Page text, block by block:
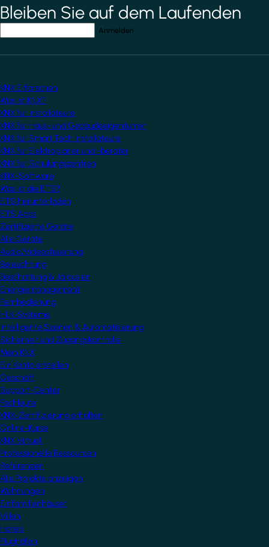
*indicates required field
Bleiben Sie auf dem Laufenden
KNX Erforschen
Was ist KNX?
KNX für Installateure
KNX für Haus- und Gebäudeeigentümer
KNX für Smart Tech Installateure
KNX für Elektroplaner und -berater
KNX für Schulungszentren
KNX-Software
Was ist die ETS?
ETS herunterladen
ETS Apps
Zertifizierte Geräte
Alle Geräte
Audio/Videosteuerung
Beleuchtung
Beschattung & Jalousien
Energiemanagement
Fernbedienung
HLK-Systeme
Intelligente Szenen & Automatisierung
Sicherheit und Zugangskontrolle
Mein KNX
Ein Konto erstellen
Geschäft
Support-Center
Fachleute
KNX-Zertifizierung erhalten
Online-Kurse
KNX Virtuell
Professionelle Ressourcen
Referenzen
Alle Projekte anzeigen
Wohnungen
Einfamilienhäuser
Villen
Hotels
Flughäfen